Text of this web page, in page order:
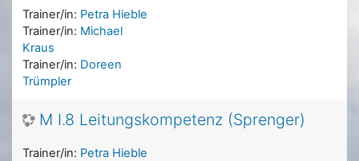
Trainer/in: Petra Hieble
Trainer/in: Michael
Kraus
Trainer/in: Doreen
Trümpler
M I.8 Leitungskompetenz (Sprenger)
Trainer/in: Petra Hieble